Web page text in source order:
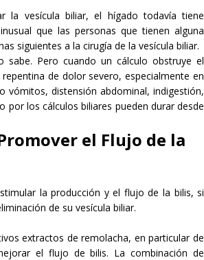
la vesícula biliar,el hígado todavía tiene
inusual que las personas que tienen alguna
siguientes a la cirugía de la vesícula biliar.
sabe. Pero cuando un cálculo obstruye el
de dolor severo, especialmente en
o vómitos, distensión abdominal,indigestión,
por los cálculos biliares pueden durar desde
el Flujo de la
la producción y el flujo de la bilis,si
de su vesícula biliar.
extractos de remolacha, en particularde
rar el flujo de bilis. La combinación de